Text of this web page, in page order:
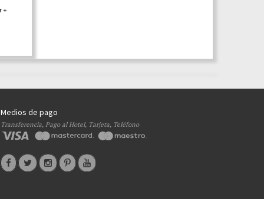
+
Medios de pago
Transferencia, Pago al Hotel, Tarjeta, Teléfono